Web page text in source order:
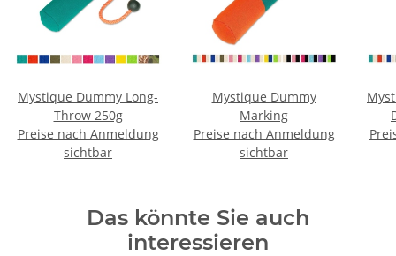
Mystique Dummy Long-
Throw 250g
Preise nach Anmeldung
sichtbar
Mystique Dummy
Marking
Preise nach Anmeldung
sichtbar
Das könnte Sie auch
interessieren